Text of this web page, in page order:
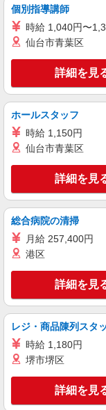
1
キープ
UTエージェント株式
《JQDN1C》
歩/
キープ
株式会社テクノ・サ
日
派遣社員
個別指導講師
時給 1,040円〜
仙台市青葉区
詳細を見
ホールスタッフ
時給 1,150円
仙台市青葉区
詳細を見
総合病院の清掃
月給 257,400円
港区
詳細を見
レジ・商品陳列スタ
時給 1,180円
堺市堺区
詳細を見